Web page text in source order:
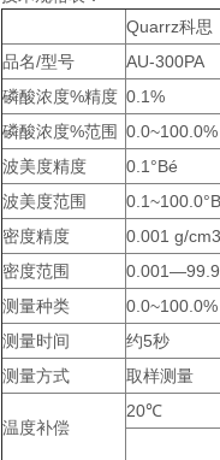
Quarrz科思
品名/型号
AU-300PA
磷酸浓度%精度 0.1%
磷酸浓度%范围 0.0~100.0%
波美度精度
0.1°Bé
波美度范围
密度精度
0.001 g/cm3
密度范围
测量种类
测量时间
约5秒
测量方式
取样测量
温度补偿
20℃
其